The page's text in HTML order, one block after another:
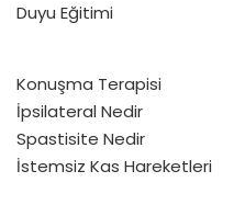
Duyu Eğitimi
Konuşma Terapisi
İpsilateral Nedir
Spastisite Nedir
İstemsiz Kas Hareketleri